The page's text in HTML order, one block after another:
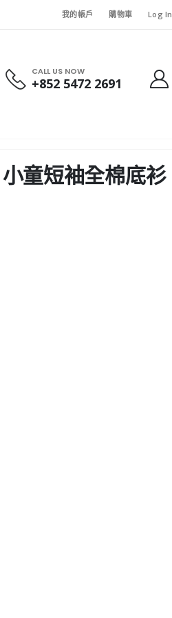
我的帳戶 購物車 Log In
CALL US NOW
+852 5472 2691
童短袖全棉底衫